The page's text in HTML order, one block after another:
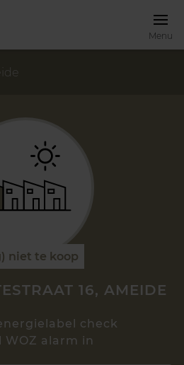
Menu
niet te koop
16, AMEIDE
check
WOZ alarm in